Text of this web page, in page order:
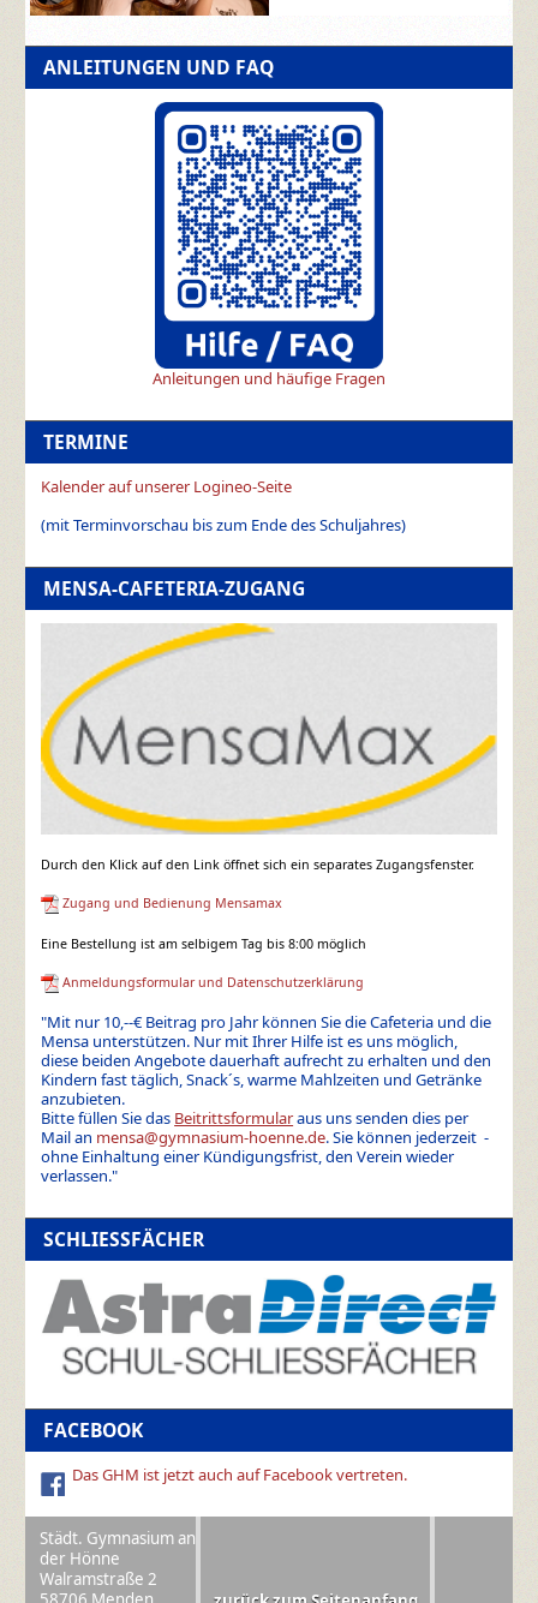
Städt. Gymnasium an
der Hönne
Walramstraße 2
ANLEITUNGEN UND FAQ
Anleitungen und häufige Fragen
TERMINE
Kalender auf unserer Logineo-Seite
(mit Terminvorschau bis zum Ende des Schuljahres)
MENSA-CAFETERIA-ZUGANG
Durch den Klick auf den Link öffnet sich ein separates Zugangsfenster.
Zugang und Bedienung Mensamax
Eine Bestellung ist am selbigem Tag bis 8:00 möglich
Anmeldungsformular und Datenschutzerklärung
"Mit nur 10,--€ Beitrag pro Jahr können Sie die Cafeteria und die
Mensa unterstützen. Nur mit Ihrer Hilfe ist es uns möglich,
diese beiden Angebote dauerhaft aufrecht zu erhalten und den
Kindern fast täglich, Snack´s, warme Mahlzeiten und Getränke
anzubieten.
Bitte füllen Sie das Beitrittsformularaus uns senden dies per
Mail an mensa@gymnasium-hoenne.de. Sie können jederzeit -
ohne Einhaltung einer Kündigungsfrist, den Verein wieder
verlassen."
SCHLIESSFÄCHER
FACEBOOK
Das GHM ist jetzt auch auf Facebook vertreten.